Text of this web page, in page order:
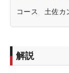
コース 土佐カ
解説